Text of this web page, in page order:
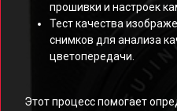
прошивки и настроек
Тест качества
снимков для анализа
цветопередачи.
Этот процесс помогает